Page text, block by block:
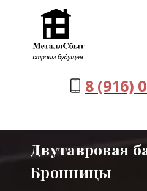
8 (916)
Двутавровая
Бронницы